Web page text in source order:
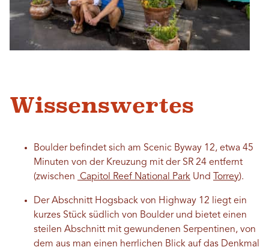
Wissenswertes
Boulder befindet sich am Scenic Byway 12, etwa 45
Minuten von der Kreuzung mit der SR 24 entfernt
(zwischen Capitol Reef National Park Und Torrey).
Der Abschnitt Hogsback von Highway 12 liegt ein
kurzes Stück südlich von Boulder und bietet einen
steilen Abschnitt mit gewundenen Serpentinen, von
dem aus man einen herrlichen Blick auf das Denkmal